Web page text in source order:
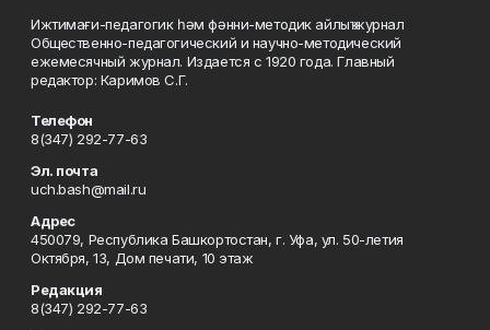
Ижтимағи-педагогик һәм фәнни-методик айлыҡ журнал
Общественно-педагогический и научно-методический
ежемесячный журнал. Издается с 1920 года. Главный
редактор: Каримов С.Г.
Телефон
8(347) 292-77-63
Эл. почта
uch.bash@mail.ru
Адрес
450079, Республика Башкортостан, г. Уфа, ул. 50-летия
Октября, 13, Дом печати, 10 этаж
Редакция
8(347) 292-77-63